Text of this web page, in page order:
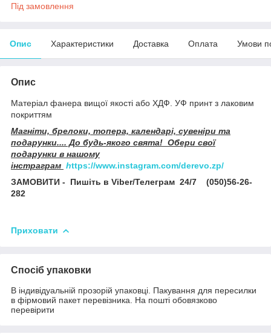
Під замовлення
Опис Характеристики Доставка Оплата Умови
Опис
Матеріал фанера вищої якості або ХДФ. УФ принт з лаковим
покриттям
Магніти, брелоки, топера, календарі, сувеніри та
подарунки.... До будь-якого свята! Обери свої
подарунки в нашому
інстраграм https://www.instagram.com/derevo.zp/
ЗАМОВИТИ - Пишіть в Viber/Телеграм 24/7 (050)56-26-
282
Приховати
Спосіб упаковки
В індивідуальній прозорій упаковці. Пакування для пересилки
в фірмовий пакет перевізника. На пошті обовязково
перевірити